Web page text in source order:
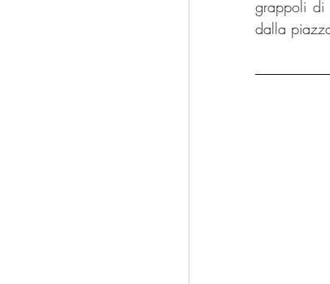
grappoli di
dalla